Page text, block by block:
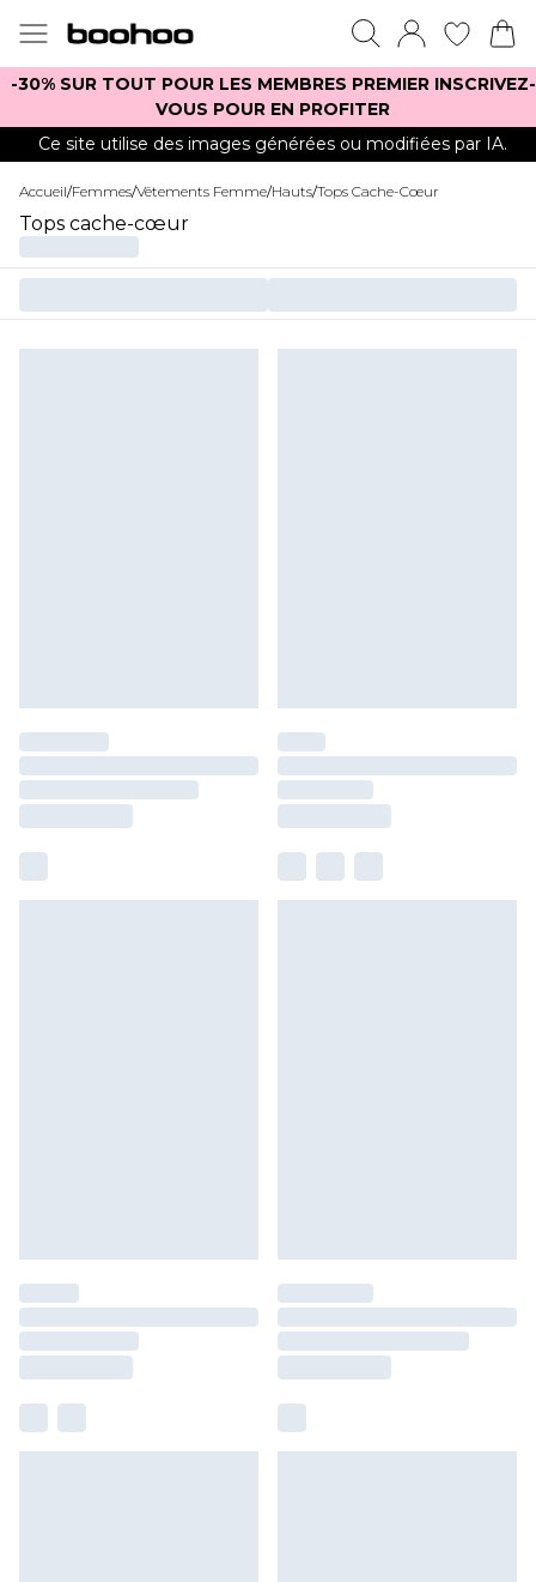
-30% SUR TOUT POUR LES MEMBRES PREMIER INSCRIVEZ-
VOUS POUR EN PROFITER
Ce site utilise des images générées ou modifiées par IA.
Accueil/Femmes/Vêtements Femme/Hauts/Tops Cache-Cœur
Tops cache-cœur